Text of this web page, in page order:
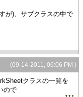
do
0m
= 0m
が)、サブクラスの中で
(09-14-2011, 06:06 PM )
クラスの一覧を
ので